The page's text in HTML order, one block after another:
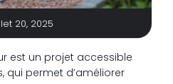
20, 2025
est un projet accessible
qui permet d’améliorer